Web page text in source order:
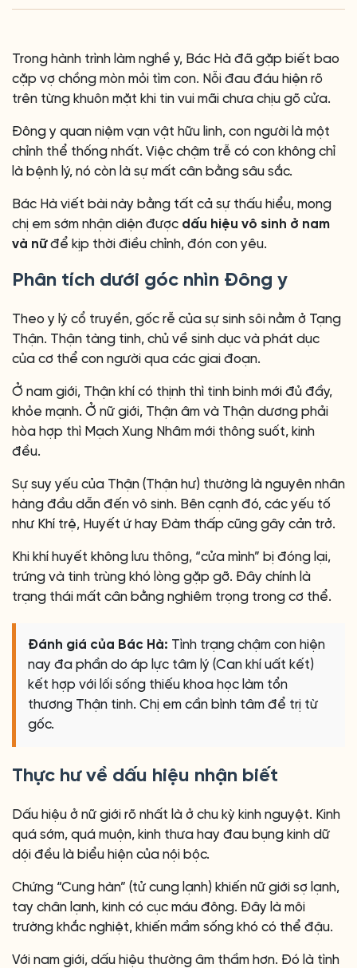
Trong hành trình làm nghề y, Bác Hà đã gặp biết bao
cặp vợ chồng mòn mỏi tìm con. Nỗi đau đáu hiện rõ
trên từng khuôn mặt khi tin vui mãi chưa chịu gõ cửa.
Đông y quan niệm vạn vật hữu linh, con người là một
chỉnh thể thống nhất. Việc chậm trễ có con không chỉ
là bệnh lý, nó còn là sự mất cân bằng sâu sắc.
Bác Hà viết bài này bằng tất cả sự thấu hiểu, mong
chị em sớm nhận diện được dấu hiệu vô sinh ở nam
và nữđể kịp thời điều chỉnh, đón con yêu.
Phân tích dưới góc nhìn Đông y
Theo y lý cổ truyền, gốc rễ của sự sinh sôi nằm ở Tạng
Thận. Thận tàng tinh, chủ về sinh dục và phát dục
của cơ thể con người qua các giai đoạn.
Ở nam giới, Thận khí có thịnh thì tinh binh mới đủ đầy,
khỏe mạnh. Ở nữ giới, Thận âm và Thận dương phải
hòa hợp thì Mạch Xung Nhâm mới thông suốt, kinh
đều.
Sự suy yếu của Thận (Thận hư) thường là nguyên nhân
hàng đầu dẫn đến vô sinh. Bên cạnh đó, các yếu tố
như Khí trệ, Huyết ứ hay Đàm thấp cũng gây cản trở.
Khi khí huyết không lưu thông, “cửa mình” bị đóng lại,
trứng và tinh trùng khó lòng gặp gỡ. Đây chính là
trạng thái mất cân bằng nghiêm trọng trong cơ thể.
Đánh giá của Bác Hà: Tình trạng chậm con hiện
nay đa phần do áp lực tâm lý (Can khí uất kết)
kết hợp với lối sống thiếu khoa học làm tổn
thương Thận tinh. Chị em cần bình tâm để trị từ
gốc.
Thực hư về dấu hiệu nhận biết
Dấu hiệu ở nữ giới rõ nhất là ở chu kỳ kinh nguyệt. Kinh
quá sớm, quá muộn, kinh thưa hay đau bụng kinh dữ
dội đều là biểu hiện của nội bộc.
Chứng “Cung hàn” (tử cung lạnh) khiến nữ giới sợ lạnh,
tay chân lạnh, kinh có cục máu đông. Đây là môi
trường khắc nghiệt, khiến mầm sống khó có thể đậu.
Với nam giới, dấu hiệu thường âm thầm hơn. Đó là tình